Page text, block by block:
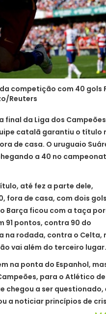
competição com 40 gols
Reuters
final da Liga dos
catalã garantiu o título
de casa. O uruguaio
a 40 no
até fez a parte dele,
fora de casa, com dois
Barça ficou com a taça
91 pontos, contra 90 do
na rodada, contra o Celta,
vai além do terceiro lugar.
na ponta do Espanhol,
para o Atlético de
chegou a ser questionado,
a noticiar princípios de